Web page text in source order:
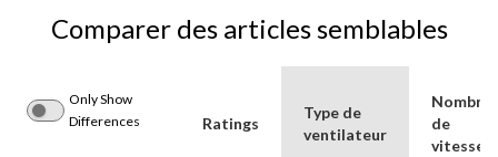
Comparer des articles semblables
Only Show
Differences
Ratings
Type de
ventilateur
Nombre
de
vitesses